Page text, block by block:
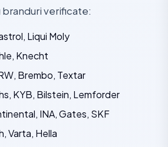
branduri verificate:
Liqui Moly
Knecht
Brembo, Textar
KYB, Bilstein, Lemforder
INA, Gates, SKF
Varta, Hella